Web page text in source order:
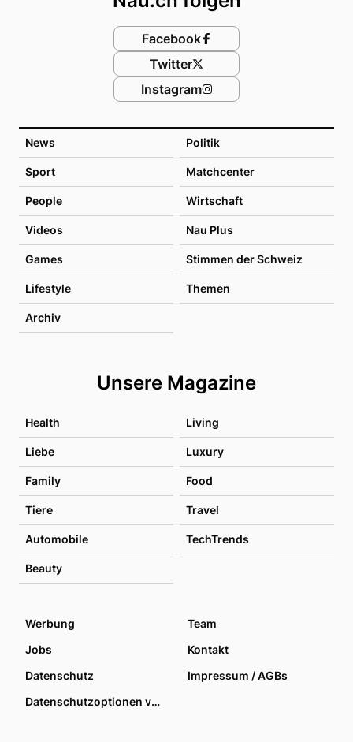
News Politik
Sport Matchcenter
People Wirtschaft
Videos Nau Plus
Games Stimmen der Schweiz
Lifestyle Themen
Archiv
Unsere Magazine
Health Living
Liebe Luxury
Family Food
Tiere Travel
Automobile TechTrends
Beauty
Facebook
Twitter
Instagram
Werbung
Team
Jobs
Kontakt
Datenschutz
Impressum / AGBs
Datenschutzoptionen verwalten